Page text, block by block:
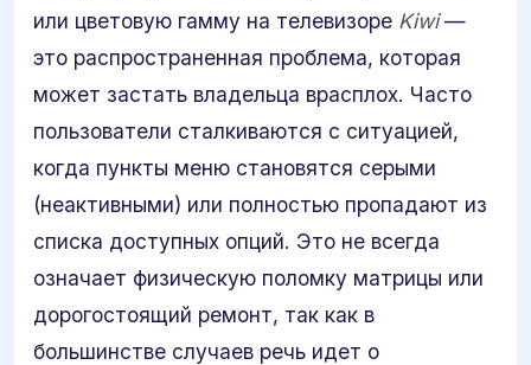
или цветовую гамму на телевизоре Kiwi—
это распространенная проблема, которая
может застать владельца врасплох. Часто
пользователи сталкиваются с ситуацией,
когда пункты меню становятся серыми
(неактивными) или полностью пропадают из
списка доступных опций. Это не всегда
означает физическую поломку матрицы или
дорогостоящий ремонт, так как в
большинстве случаев речь идет о